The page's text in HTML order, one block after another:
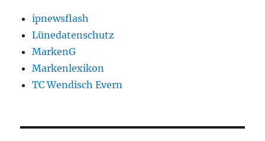
ipnewsflash
Lünedatenschutz
MarkenG
Markenlexikon
TC Wendisch Evern